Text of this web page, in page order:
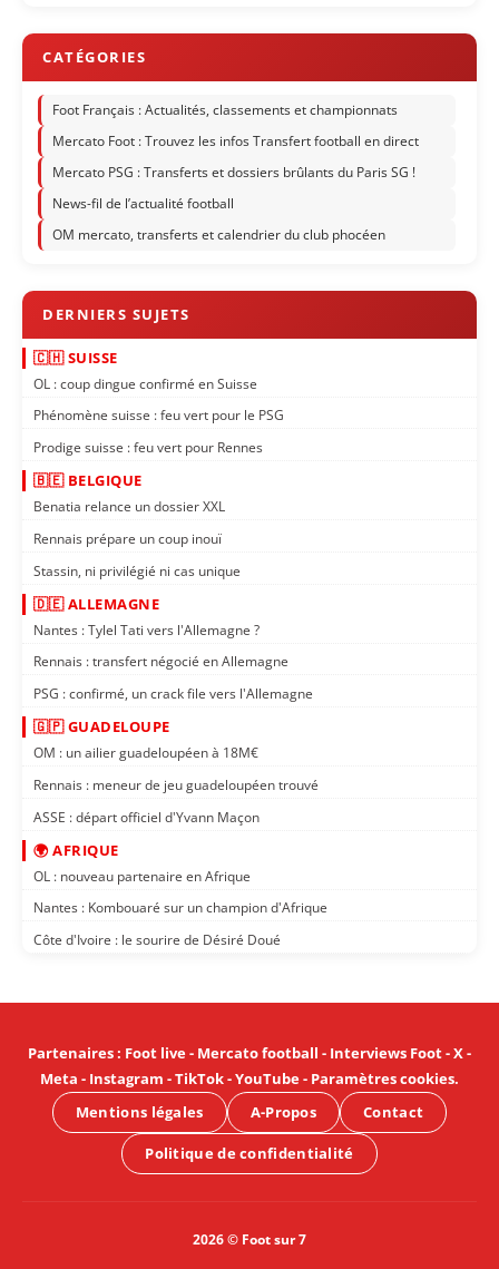
Foot Français : Actualités, classements et championnats
Mercato Foot : Trouvez les infos Transfert football en direct
Mercato PSG : Transferts et dossiers brûlants du Paris SG !
News-fil de l’actualité football
OM mercato, transferts et calendrier du club phocéen
🇨🇭 SUISSE
OL : coup dingue confirmé en Suisse
Phénomène suisse : feu vert pour le PSG
Prodige suisse : feu vert pour Rennes
🇧🇪 BELGIQUE
Benatia relance un dossier XXL
Rennais prépare un coup inouï
Stassin, ni privilégié ni cas unique
🇩🇪 ALLEMAGNE
Nantes : Tylel Tati vers l'Allemagne ?
Rennais : transfert négocié en Allemagne
PSG : confirmé, un crack file vers l'Allemagne
🇬🇵 GUADELOUPE
OM : un ailier guadeloupéen à 18M€
Rennais : meneur de jeu guadeloupéen trouvé
ASSE : départ officiel d'Yvann Maçon
🌍 AFRIQUE
OL : nouveau partenaire en Afrique
Nantes : Kombouaré sur un champion d'Afrique
Côte d'Ivoire : le sourire de Désiré Doué
Partenaires: Foot live- Mercato football - Interviews Foot-X-
Meta - Instagram -TikTok-YouTube- Paramètres cookies.
Mentions légales
A-Propos Contact
Politique de confidentialité
2026 © Foot sur 7